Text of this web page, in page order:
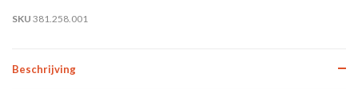
SKU 381.258.001
Beschrijving